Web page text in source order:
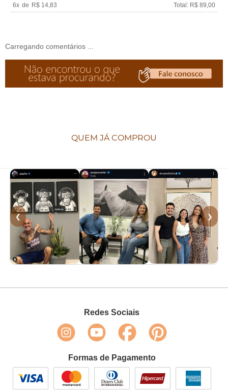
6x de R$ 14,83 Total: R$ 89,00
Carregando comentários ...
QUEM JÁ COMPROU
❮ ❯
Redes Sociais
Formas de Pagamento